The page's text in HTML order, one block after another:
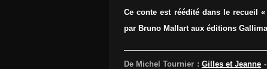
Ce conte est réédité dans le recueil
par Bruno Mallart aux éditions
De Michel Tournier : Gilles et Jeanne -